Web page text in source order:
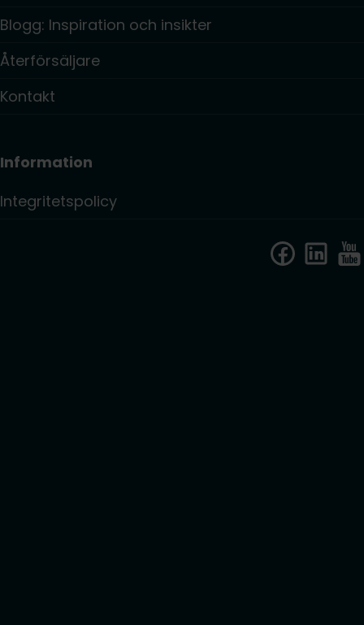
Blogg: Inspiration och insikter
Återförsäljare
Kontakt
Information
Integritetspolicy